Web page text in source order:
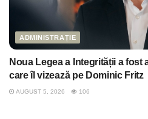
ADMINISTRAȚIE
Noua Legea a Integrității a fost
care îl vizează pe Dominic Fritz
AUGUST 5, 2026 106